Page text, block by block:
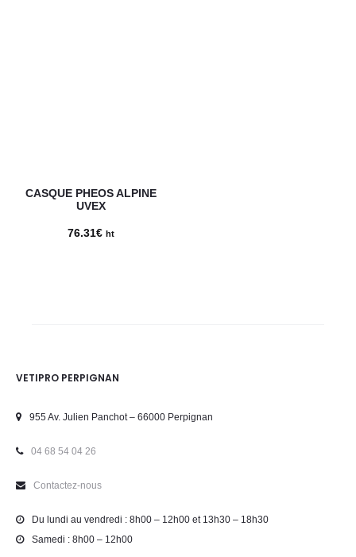
CASQUE PHEOS ALPINE
UVEX
76.31€ ht
VETIPRO PERPIGNAN
955 Av. Julien Panchot – 66000 Perpignan
04 68 54 04 26
Contactez-nous
Du lundi au vendredi : 8h00 – 12h00 et 13h30 – 18h30
Samedi : 8h00 – 12h00